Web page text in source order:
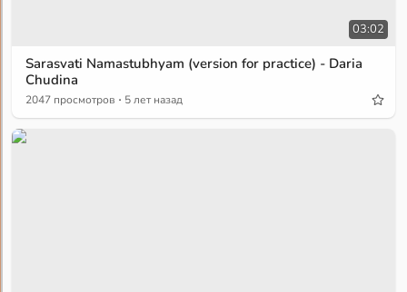
03:02
Sarasvati Namastubhyam (version for practice) - Daria
Chudina
2047 просмотров · 5 лет назад